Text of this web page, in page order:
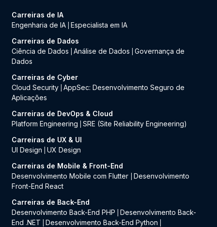
Carreiras de IA
Engenharia de IA Especialista em IA
Carreiras de Dados
Ciência de Dados
Análise de Dados
Governança de
Dados
Carreiras de Cyber
Cloud Security AppSec: Desenvolvimento Seguro de
Aplicações
Carreiras de DevOps & Cloud
Platform Engineering
SRE (Site Reliability Engineering)
Carreiras de UX & UI
UI Design
UX Design
Carreiras de Mobile & Front-End
Desenvolvimento Mobile com Flutter
Desenvolvimento
Front-End React
Carreiras de Back-End
Desenvolvimento Back-End PHP
Desenvolvimento Back-
End .NET
Desenvolvimento Back-End Python